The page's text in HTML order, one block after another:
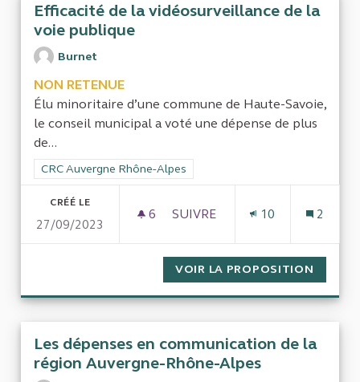
Efficacité de la vidéosurveillance de la
voie publique
Burnet
NON RETENUE
Élu minoritaire d’une commune de Haute-Savoie,
le conseil municipal a voté une dépense de plus
de...
Filtrer les résultats de la catégorie : CRC Auvergne Rhône-
CRC Auvergne Rhône-Alpes
CRÉÉ LE
27/09/2023
6 6 ABONNÉS
SUIVRE
10 2
VOIR LA PROPOSITION
Les dépenses en communication de la
région Auvergne-Rhône-Alpes